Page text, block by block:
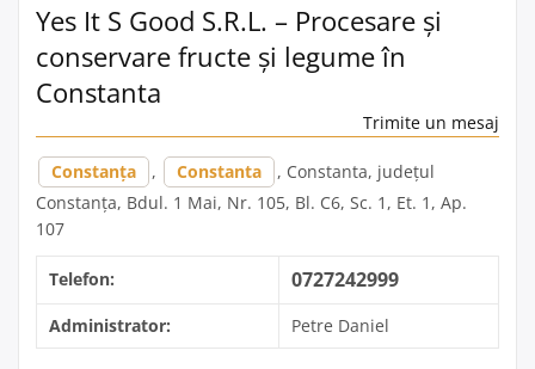
Yes It S Good S.R.L. – Procesare și
conservare fructe și legume în
Constanta
Trimite un mesaj
Constanța , Constanta
, Constanta, județul
Constanța, Bdul. 1 Mai, Nr. 105, Bl. C6, Sc. 1, Et. 1, Ap.
107
Telefon: 0727242999
Administrator: Petre Daniel